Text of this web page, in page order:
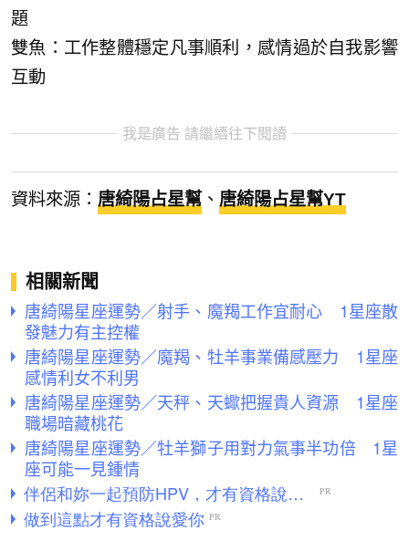
題
雙魚：工作整體穩定凡事順利，感情過於自我影響
互動
我是廣告 請繼續往下閱讀
資料來源： 唐綺陽占星幫 、 唐綺陽占星幫YT
相關新聞
唐綺陽星座運勢／射手、魔羯工作宜耐心 1星座散
發魅力有主控權
唐綺陽星座運勢／魔羯、牡羊事業備感壓力 1星座
感情利女不利男
唐綺陽星座運勢／天秤、天蠍把握貴人資源 1星座
職場暗藏桃花
唐綺陽星座運勢／牡羊獅子用對力氣事半功倍 1星
座可能一見鍾情